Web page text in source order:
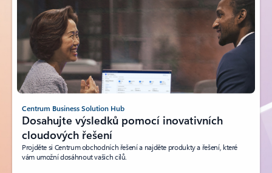
Centrum Business Solution Hub
Dosahujte výsledků pomocí inovativních
cloudových řešení
Projděte si Centrum obchodních řešení a najděte produkty a řešení, které
vám umožní dosáhnout vašich cílů.